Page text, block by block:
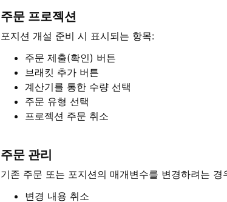
주문 프로젝션
포지션 개설 준비 시 표시되는 항목:
주문 제출(확인) 버튼
브래킷 추가 버튼
계산기를 통한 수량 선택
주문 유형 선택
프로젝션 주문 취소
주문 관리
기존 주문 또는 포지션의 매개변수를 변경하려는 경
변경 내용 취소